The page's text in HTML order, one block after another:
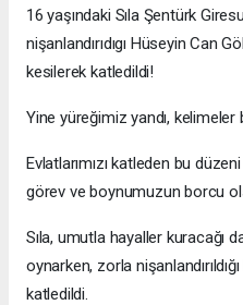
16 yaşındaki Sıla Şentürk
nişanlandırıdıgı Hüseyin Can
kesilerek katledildi!
Yine yüreğimiz yandı, kelimeler
Evlatlarımızı katleden bu
görev ve boynumuzun borcu
Sıla, umutla hayaller kuracağı
oynarken, zorla
katledildi.